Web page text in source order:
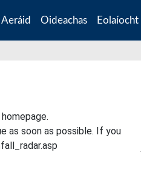
Aeráid Oideachas Eolaíocht
as soon as possible. If you